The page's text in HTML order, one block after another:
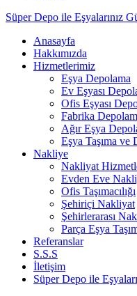
Süper Depo ile Eşyalarınız
Anasayfa
Hakkımızda
Hizmetlerimiz
Eşya Depolama
Ev Eşyası
Ofis Eşyası
Fabrika
Ağır Eşya
Eşya Taşıma ve
Nakliye
Nakliyat
Evden Eve
Ofis Taşımacılığı
Şehiriçi Nakliyat
Şehirlerarası
Parça Eşya
Referanslar
S.S.S
İletişim
Süper Depo ile